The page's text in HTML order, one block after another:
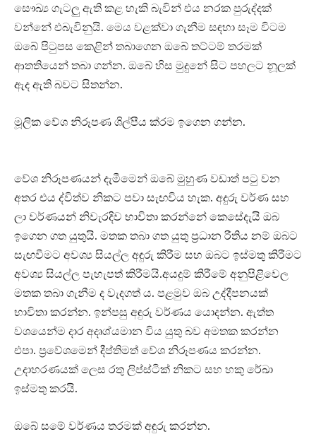
සෞඛ්‍ය ගැටලු ඇති කළ හැකි බැවින් එය නරක පුරුද්දක්
වන්නේ එබැවිනුයි. මෙය වළක්වා ගැනීම සඳහා සෑම විටම
ඔබේ පිටුපස කෙළින් තබාගෙන ඔබේ තට්ටම් තරමක්
ආතතියෙන් තබා ගන්න. ඔබේ හිස මුදුනේ සිට පහලට නූලක්
ඇද ඇති බවට සිතන්න.
මූලික වේශ නිරූපණ ශිල්පීය ක්රම ඉගෙන ගන්න.
වේශ නිරූපණයන් දැමීමෙන් ඔබේ මුහුණ වඩාත් පටු වන
අතර එය ද්විත්ව නිකට පවා සැඟවිය හැක. අදුරු වර්ණ සහ
ලා වර්ණයන් නිවැරදිව භාවිතා කරන්නේ කෙසේදැයි ඔබ
ඉගෙන ගත යුතුයි. මතක තබා ගත යුතු ප්‍රධාන රීතිය නම් ඔබට
සැඟවීමට අවශ්‍ය සියල්ල අඳුරු කිරීම සහ ඔබට ඉස්මතු කිරීමට
අවශ්‍ය සියල්ල පැහැපත් කිරීමයි.අයදුම් කිරීමේ අනුපිළිවෙල
මතක තබා ගැනීම ද වැදගත් ය. පළමුව ඔබ උද්දීපනයක්
භාවිතා කරන්න. ඉන්පසු අඳුරු වර්ණය යොදන්න. ඇත්ත
වශයෙන්ම දාර අදෘශ්යමාන විය යුතු බව අමතක කරන්න
එපා. ප්‍රවේශමෙන් දීප්තිමත් වේශ නිරූපණය කරන්න.
උදාහරණයක් ලෙස රතු ලිප්ස්ටික් නිකට සහ හකු රේඛා
ඉස්මතු කරයි.
ඔබේ සමේ වර්ණය තරමක් අඳුරු කරන්න.